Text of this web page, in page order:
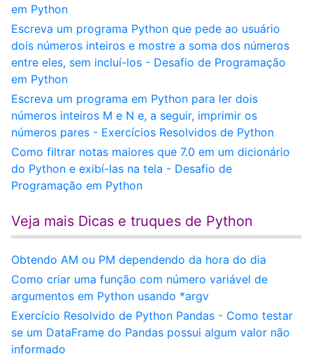
em Python
Escreva um programa Python que pede ao usuário
dois números inteiros e mostre a soma dos números
entre eles, sem incluí-los - Desafio de Programação
em Python
Escreva um programa em Python para ler dois
números inteiros M e N e, a seguir, imprimir os
números pares - Exercícios Resolvidos de Python
Como filtrar notas maiores que 7.0 em um dicionário
do Python e exibí-las na tela - Desafio de
Programação em Python
Veja mais Dicas e truques de Python
Obtendo AM ou PM dependendo da hora do dia
Como criar uma função com número variável de
argumentos em Python usando *argv
Exercício Resolvido de Python Pandas - Como testar
se um DataFrame do Pandas possui algum valor não
informado